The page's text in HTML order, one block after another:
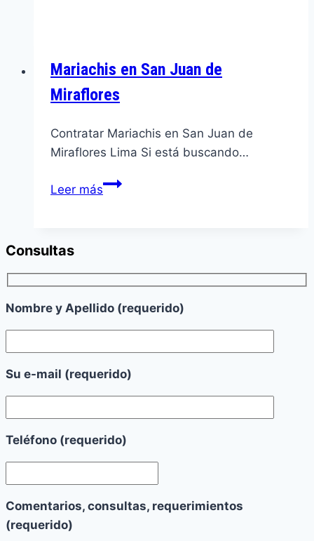
Mariachis en San Juan de
Miraflores
Contratar Mariachis en San Juan de
Miraflores Lima Si está buscando…
Leer másMariachis
Miraflores
Consultas
Nombre y Apellido (requerido)
Su e-mail (requerido)
Teléfono (requerido)
Comentarios, consultas, requerimientos
(requerido)